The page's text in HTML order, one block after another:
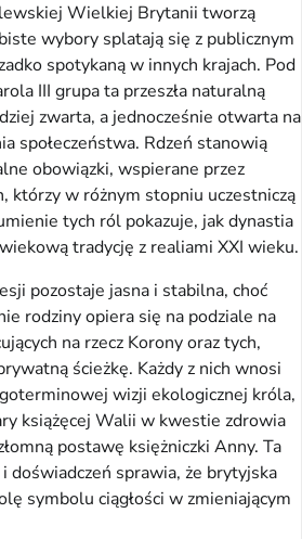
Wielkiej Brytanii tworzą
wybory splatają się z publicznym
spotykaną w innych krajach. Pod
III grupa ta przeszła naturalną
zwarta, a jednocześnie otwarta na
społeczeństwa. Rdzeń stanowią
obowiązki, wspierane przez
którzy w różnym stopniu uczestniczą
tych ról pokazuje, jak dynastia
tradycję z realiami XXI wieku.
pozostaje jasna i stabilna, choć
rodziny opiera się na podziale na
na rzecz Korony oraz tych,
ścieżkę. Każdy z nich wnosi
wizji ekologicznej króla,
książęcej Walii w kwestie zdrowia
postawę księżniczki Anny. Ta
doświadczeń sprawia, że brytyjska
symbolu ciągłości w zmieniającym